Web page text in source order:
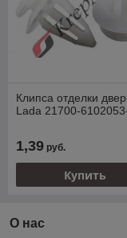
Клипса отделки
Lada 21700-
1,39 руб.
Купить
О нас